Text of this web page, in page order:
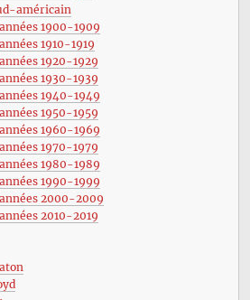
américain
1900-1909
1910-1919
1920-1929
1930-1939
1940-1949
1950-1959
1960-1969
1970-1979
1980-1989
1990-1999
2000-2009
2010-2019